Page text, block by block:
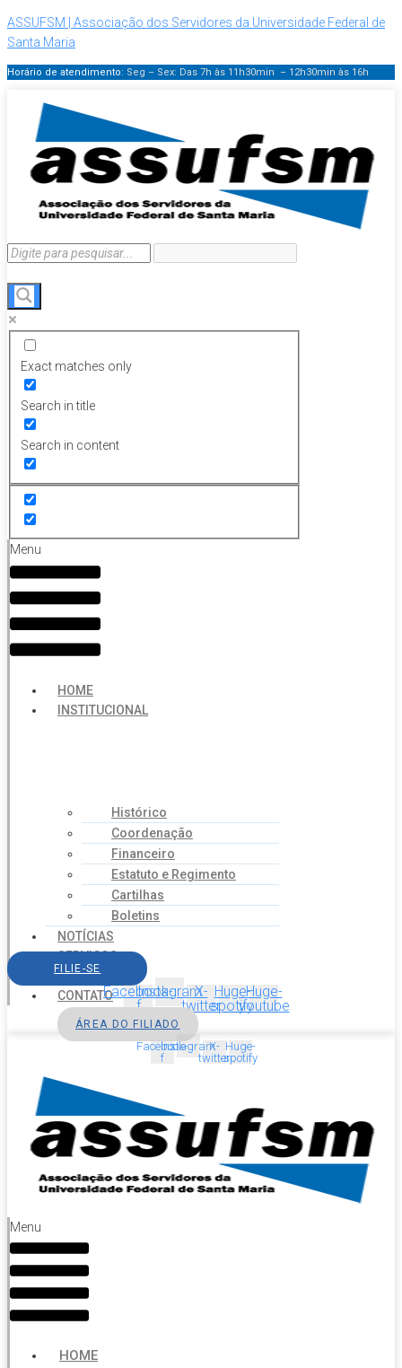
ASSUFSM | Associação dos Servidores da Universidade Federal de
Santa Maria
Horário de atendimento: Seg – Sex: Das 7h às 11h30min – 12h30min às 16h
Exact matches only
Search in title
Search in content
Menu
HOME
INSTITUCIONAL
Histórico
Coordenação
Financeiro
Estatuto e Regimento
Cartilhas
Boletins
NOTÍCIAS
SERVIÇOS
AGENDA
CONTATO
FILIE-SE
Facebook-
f
InstagramX-
twitter
Huge-
spotify
Huge-
youtube
ÁREA DO FILIADO
Facebook-
f
InstagramX-
twitter
Huge-
spotify
Menu
HOME